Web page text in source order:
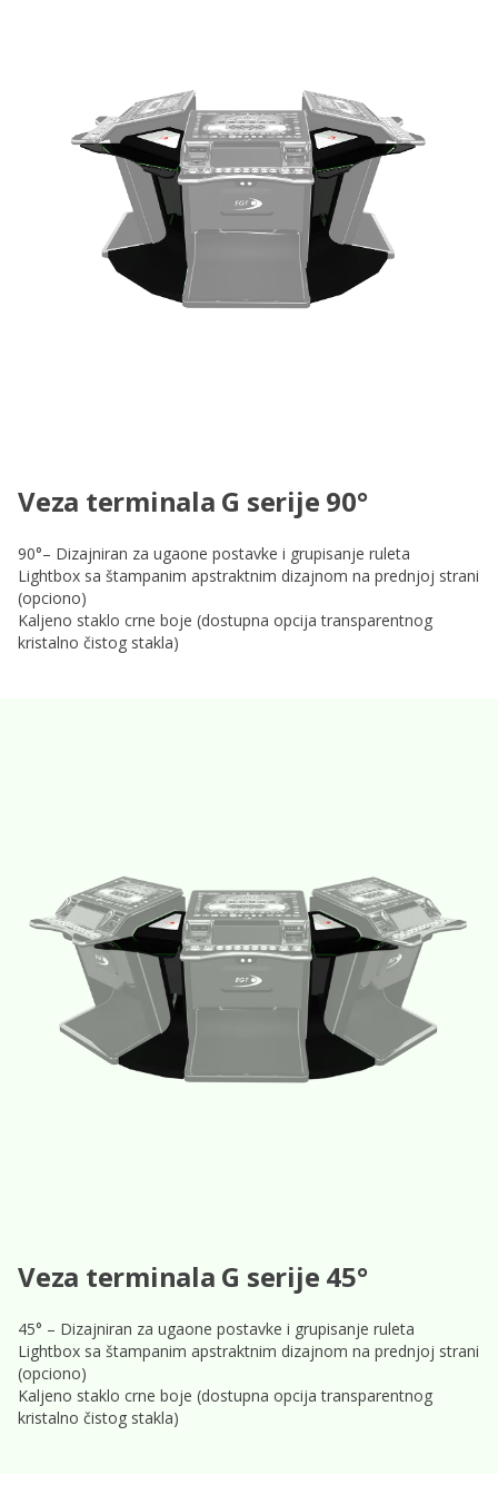
Veza terminala G serije 90°
90°– Dizajniran za ugaone postavke i grupisanje ruleta
Lightbox sa štampanim apstraktnim dizajnom na prednjoj strani
(opciono)
Kaljeno staklo crne boje (dostupna opcija transparentnog
kristalno čistog stakla)
Veza terminala G serije 45°
45° – Dizajniran za ugaone postavke i grupisanje ruleta
Lightbox sa štampanim apstraktnim dizajnom na prednjoj strani
(opciono)
Kaljeno staklo crne boje (dostupna opcija transparentnog
kristalno čistog stakla)